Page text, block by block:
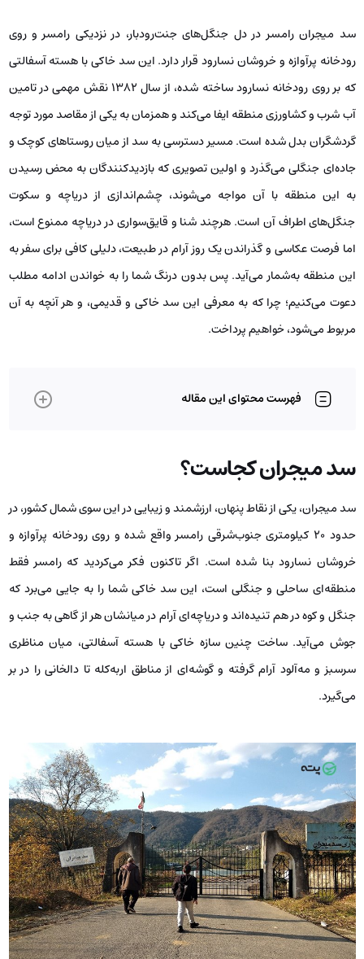
سد میجران رامسر در دل جنگل‌های جنت‌رودبار، در نزدیکی رامسر و روی
رودخانه پرآوازه و خروشان نسارود قرار دارد. این سد خاکی با هسته آسفالتی
که بر روی رودخانه نسارود ساخته شده، از سال ۱۳۸۲ نقش مهمی در تامین
آب شرب و کشاورزی منطقه ایفا می‌کند و همزمان به یکی از مقاصد مورد توجه
گردشگران بدل شده است. مسیر دسترسی به سد از میان روستاهای کوچک و
جاده‌ای جنگلی می‌گذرد و اولین تصویری که بازدیدکنندگان به محض رسیدن
به این منطقه با آن مواجه می‌شوند، چشم‌اندازی از دریاچه و سکوت
جنگل‌های اطراف آن است. هرچند شنا و قایق‌سواری در دریاچه ممنوع است،
اما فرصت عکاسی و گذراندن یک روز آرام در طبیعت، دلیلی کافی برای سفر به
این منطقه به‌شمار می‌آید. پس بدون درنگ شما را به خواندن ادامه مطلب
دعوت می‌کنیم؛ چرا که به معرفی این سد خاکی و قدیمی، و هر آنچه به آن
مربوط می‌شود، خواهیم پرداخت.
فهرست محتوای این مقاله
سد میجران کجاست؟
سد میجران، یکی از نقاط پنهان، ارزشمند و زیبایی در این سوی شمال کشور، در
حدود ۲۰ کیلومتری جنوب‌شرقی رامسر واقع شده و روی رودخانه پرآوازه و
خروشان نسارود بنا شده است. اگر تاکنون فکر می‌کردید که رامسر فقط
منطقه‌ای ساحلی و جنگلی است، این سد خاکی شما را به جایی می‌برد که
جنگل و کوه در هم تنیده‌اند و دریاچه‌ای آرام در میانشان هر از گاهی به جنب و
جوش می‌آید. ساخت چنین سازه خاکی با هسته آسفالتی، میان مناظری
سرسبز و مه‌آلود آرام گرفته و گوشه‌ای از مناطق اربه‌کله تا دالخانی را در بر
می‌گیرد.